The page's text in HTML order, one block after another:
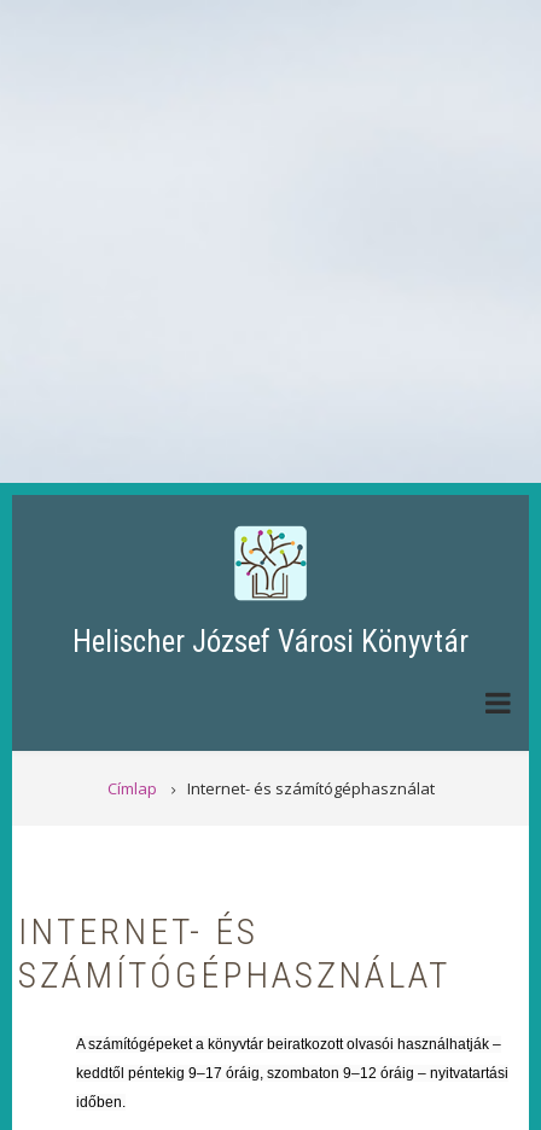
Helischer József Városi Könyvtár
MORZSA
Címlap Internet- és számítógéphasználat
INTERNET- ÉS
SZÁMÍTÓGÉPHASZNÁLAT
A számítógépeket a könyvtár beiratkozott olvasói használhatják –
keddtől péntekig 9–17 óráig, szombaton 9–12 óráig – nyitvatartási
időben.